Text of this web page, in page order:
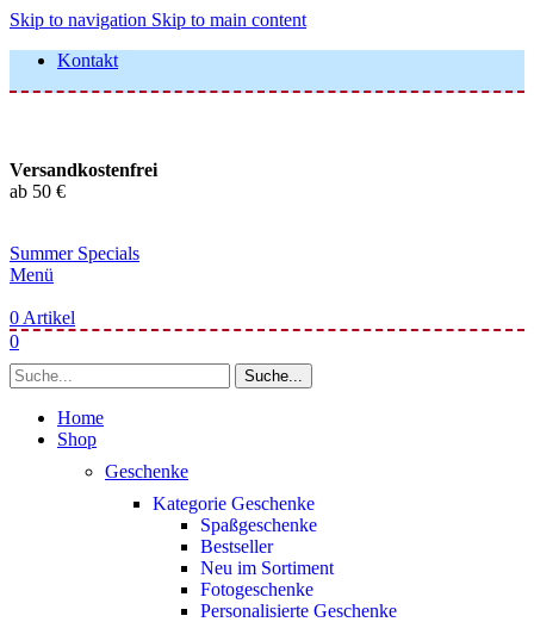
Skip to navigation Skip to main content
Kontakt
Versandkostenfrei
ab 50 €
Summer Specials
Menü
0 Artikel
0
Suche...
Home
Shop
Geschenke
Kategorie Geschenke
Spaßgeschenke
Bestseller
Neu im Sortiment
Fotogeschenke
Personalisierte Geschenke